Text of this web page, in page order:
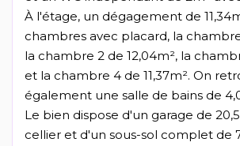
À l'étage, un dégagement de
chambres avec placard, la chambre
la chambre 2 de 12,04m², la
et la chambre 4 de 11,37m². On
également une salle de bains de
Le bien dispose d'un garage de
cellier et d'un sous-sol complet de